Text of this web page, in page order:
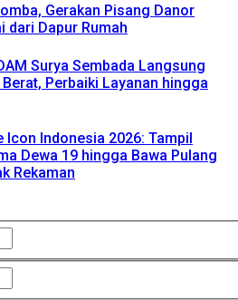
Gerakan Pisang Danor
dari Dapur Rumah
Surya Sembada Langsung
Perbaiki Layanan hingga
Icon Indonesia 2026: Tampil
Dewa 19 hingga Bawa Pulang
Rekaman